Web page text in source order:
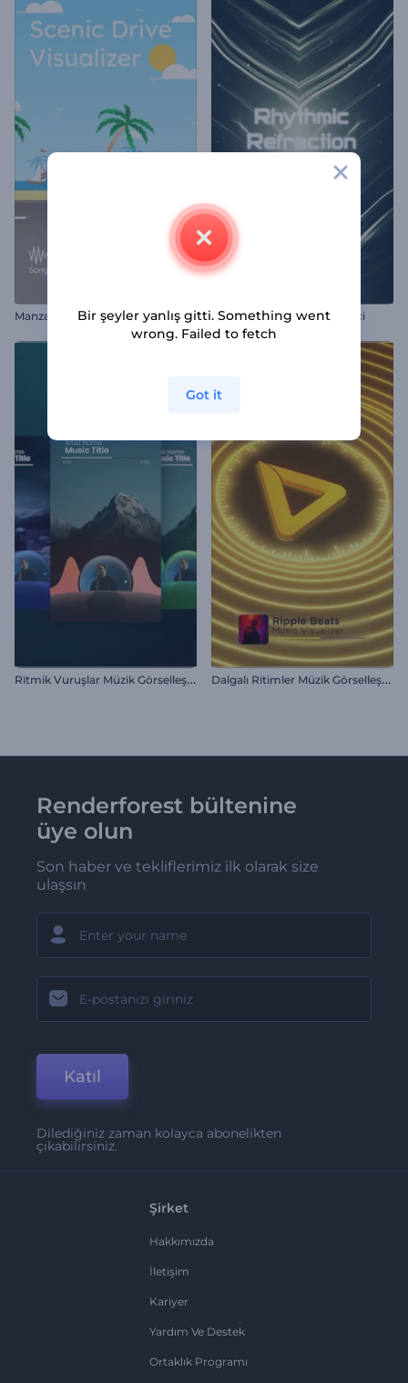
Manzaralı Sürüş Görselleştirici Ritmik Kırılma Görselleştirici
R
itmik Vuruşlar Müzik Görselleştirici D
algalı Ritimler Müzik Görselleştirici
Renderforest bültenine
üye olun
Son haber ve tekliflerimiz ilk olarak size
ulaşsın
Katıl
Dilediğiniz zaman kolayca abonelikten
çıkabilirsiniz.
Şirket
Hakkımızda
İletişim
Kariyer
Yardım Ve Destek
Ortaklık Programı
Bir şeyler yanlış gitti. Something went
wrong. Failed to fetch
Got it